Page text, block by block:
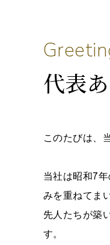
Greetin
代表
このたびは、
当社は昭和7
みを重ねてま
先人たちが築
す。